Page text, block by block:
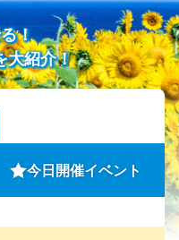
！
大紹介！
今日開催イベント